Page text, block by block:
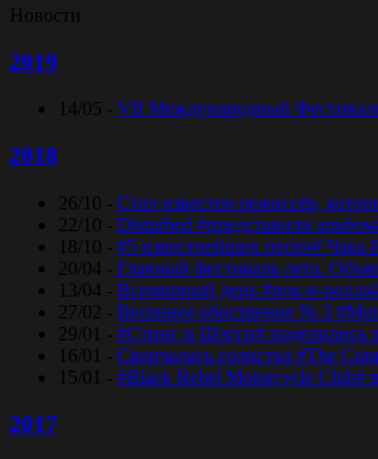
Новости
2019
14/05 - VII Международный
2018
26/10 - Стал известен режиссёр,
22/10 - Disturbed #представили
18/10 - #5 известнейших песен# Чака
20/04 - Главный фестиваль лета.
13/04 - Всемирный день #рок-н-
27/02 - Весеннее обострение № 3
29/01 - #Стинг и Шэгги# поделились
16/01 - Скончалась солистка #The
15/01 - #Black Rebel Motorcycle Club#
2017